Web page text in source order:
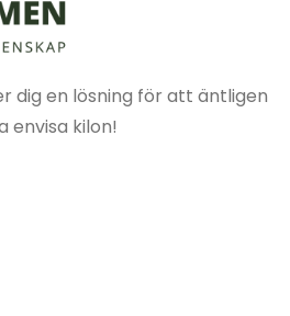
dig en lösning för att äntligen
envisa kilon!